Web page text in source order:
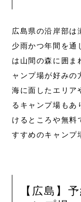
広島県の沿岸部は
少雨かつ年間を通
は山間の森に囲ま
ャンプ場が好みの
海に面したエリア
るキャンプ場も
けるところや無料
すすめのキャンプ
【広島】